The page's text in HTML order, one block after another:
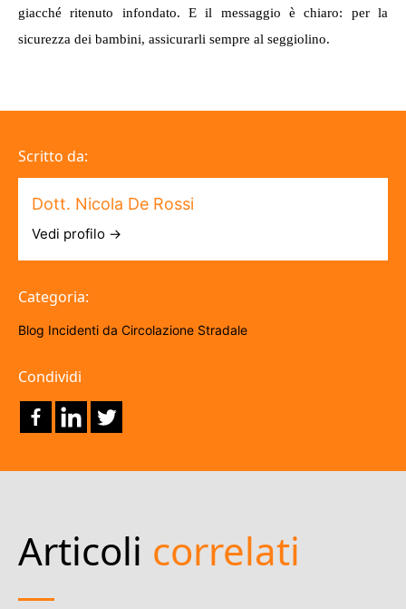
giacché ritenuto infondato. E il messaggio è chiaro: per la
sicurezza dei bambini, assicurarli sempre al seggiolino.
Scritto da:
Dott. Nicola De Rossi
Vedi profilo →
Categoria:
Blog Incidenti da Circolazione Stradale
Condividi
Articoli correlati